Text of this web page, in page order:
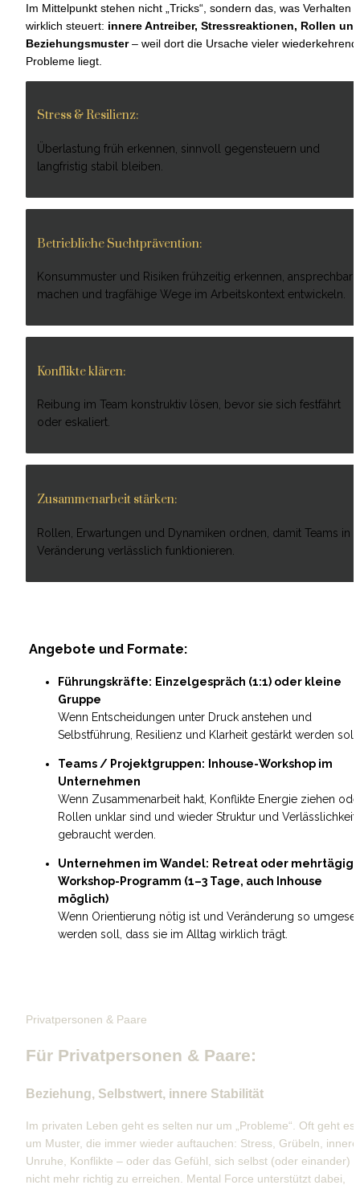
Im Mittelpunkt stehen nicht „Tricks“, sondern das, was Verhalten
wirklich steuert: innere Antreiber, Stressreaktionen, Rollen und
Beziehungsmuster – weil dort die Ursache vieler
Probleme liegt.
Stress & Resilienz:
Überlastung früh erkennen, sinnvoll gegensteuern und
langfristig stabil bleiben.
Betriebliche Suchtprävention:
Konsummuster und Risiken frühzeitig erkennen, ansprechbar
machen und tragfähige Wege im Arbeitskontext entwickeln.
Konflikte klären:
Reibung im Team konstruktiv lösen, bevor sie sich festfährt
oder eskaliert.
Zusammenarbeit stärken:
Rollen, Erwartungen und Dynamiken ordnen, damit Teams in
Veränderung verlässlich funktionieren.
Angebote und Formate:
Führungskräfte: Einzelgespräch (1:1) oder kleine
Gruppe
Wenn Entscheidungen unter Druck anstehen und
Selbstführung, Resilienz und Klarheit gestärkt werden
Teams / Projektgruppen:
Inhouse-Workshop im
Unternehmen
Wenn Zusammenarbeit hakt, Konflikte Energie ziehen
Rollen unklar sind und wieder Struktur und Verlässlichkeit
gebraucht werden.
Unternehmen im Wandel: Retreat oder
Workshop-Programm (1–3 Tage, auch Inhouse
möglich)
Wenn Orientierung nötig ist und Veränderung so
werden soll, dass sie im Alltag wirklich trägt.
Privatpersonen & Paare
Für Privatpersonen & Paare:
Beziehung, Selbstwert, innere Stabilität
Im privaten Leben geht es selten nur um „Probleme“. Oft geht es
um Muster, die immer wieder auftauchen: Stress, Grübeln, innere
Unruhe, Konflikte – oder das Gefühl, sich selbst (oder einander)